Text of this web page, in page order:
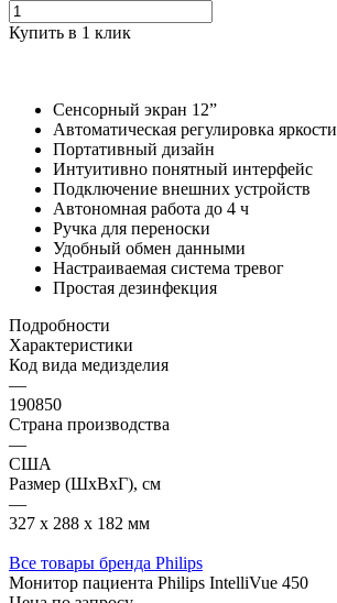
Купить в 1 клик
Сенсорный экран 12”
Автоматическая регулировка яркости
Портативный дизайн
Интуитивно понятный интерфейс
Подключение внешних устройств
Автономная работа до 4 ч
Ручка для переноски
Удобный обмен данными
Настраиваемая система тревог
Простая дезинфекция
Подробности
Характеристики
Код вида медизделия
—
190850
Страна производства
—
США
Размер (ШxВxГ), см
—
327 х 288 х 182 мм
Все товары бренда Philips
Монитор пациента Philips IntelliVue 450